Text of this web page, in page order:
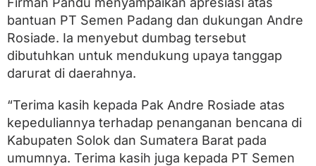
bantuan PT Semen Padang dan dukungan Andre
Rosiade. Ia menyebut dumbag tersebut
dibutuhkan untuk mendukung upaya tanggap
darurat di daerahnya.
“Terima kasih kepada Pak Andre Rosiade atas
kepeduliannya terhadap penanganan bencana di
Kabupaten Solok dan Sumatera Barat pada
umumnya. Terima kasih juga kepada PT Semen